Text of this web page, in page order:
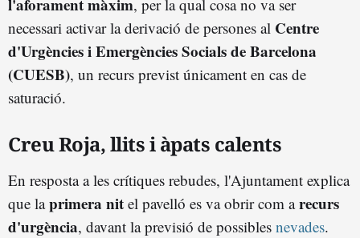
, per la qual cosa no va ser
necessari activar la derivació de persones al Centre
d'Urgències i Emergències Socials de Barcelona
(CUESB), un recurs previst únicament en cas de
saturació.
Creu Roja, llits i àpats calents
En resposta a les crítiques rebudes, l'Ajuntament explica
que laprimera nit el pavelló es va obrir com arecurs
d'urgència, davant la previsió de possibles nevades.